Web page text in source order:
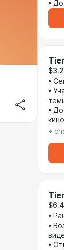
•
•
•
•
+
•
•
•